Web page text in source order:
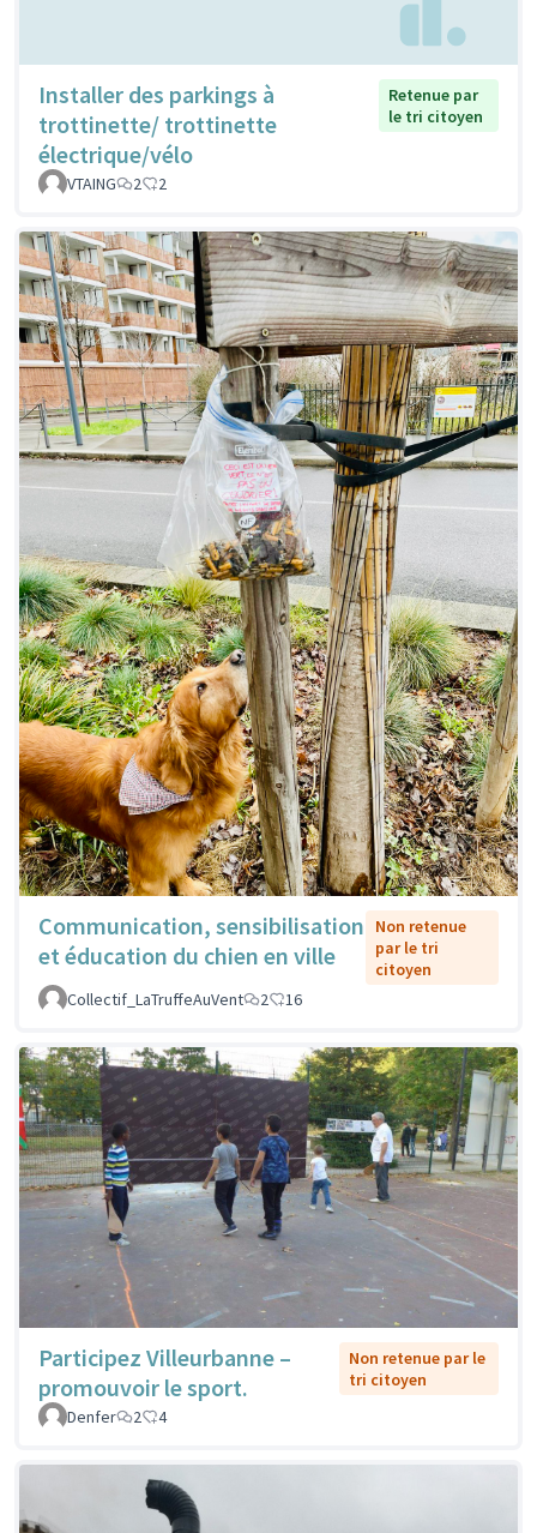
Installer des parkings à
trottinette/ trottinette
électrique/vélo
Retenue par
le tri citoyen
VTAING 2 2
Communication, sensibilisation
et éducation du chien en ville
Non retenue
par le tri
citoyen
Collectif_LaTruffeAuVent
2 16
Participez Villeurbanne –
promouvoir le sport.
Non retenue par le
tri citoyen
Denfer
2 4